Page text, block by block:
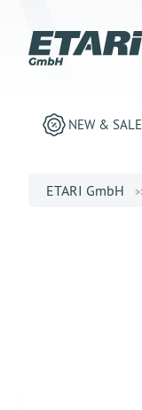
NEW & SALE
ETARI GmbH